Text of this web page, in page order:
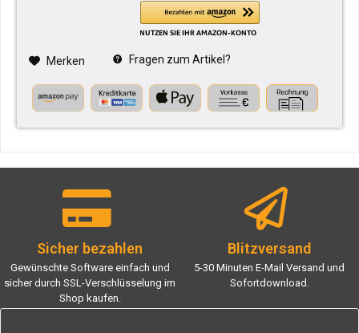
Merken Fragen zum Artikel?
Sicher bezahlen
Gewünschte Software einfach und
sicher durch SSL-Verschlüsselung im
Shop kaufen.
Blitzversand
5-30 Minuten E-Mail Versand und
Sofortdownload.